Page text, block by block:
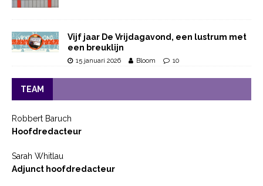
Vijf jaar De Vrijdagavond, een lustrum met
een breuklijn
15 januari 2026 Bloom 10
TEAM
Robbert Baruch
Hoofdredacteur
Sarah Whitlau
Adjunct hoofdredacteur